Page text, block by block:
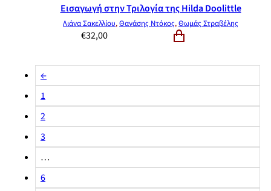
Εισαγωγή στην Τριλογία της Ηilda Doolittle
Λιάνα Σακελλίου,Θανάσης Ντόκος,Θωμάς Στραβέλης
€32,00
←
1
2
3
…
6